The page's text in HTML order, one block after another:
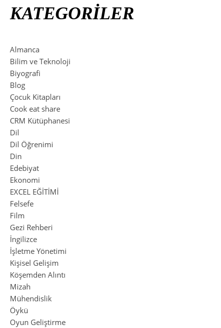
KATEGORİLER
Almanca
Bilim ve Teknoloji
Biyografi
Blog
Çocuk Kitapları
Cook eat share
CRM Kütüphanesi
Dil
Dil Öğrenimi
Din
Edebiyat
Ekonomi
EXCEL EĞİTİMİ
Felsefe
Film
Gezi Rehberi
İngilizce
İşletme Yönetimi
Kişisel Gelişim
Köşemden Alıntı
Mizah
Mühendislik
Öykü
Oyun Geliştirme